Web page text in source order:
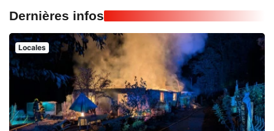
Dernières infos
Locales